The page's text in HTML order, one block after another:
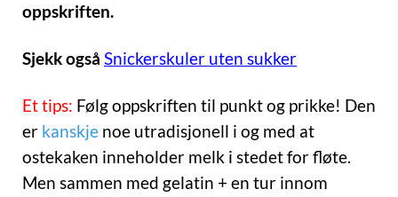
oppskriften.
Sjekk også Snickerskuler uten sukker
Et tips: Følg oppskriften til punkt og prikke! Den
er kanskje noe utradisjonell i og med at
ostekaken inneholder melk i stedet for fløte.
Men sammen med gelatin + en tur innom